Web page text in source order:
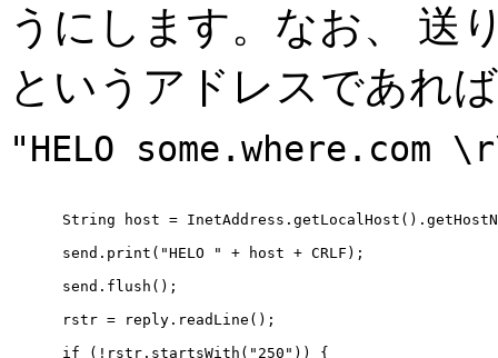
うにします。なお、 送
というアドレスであれ
"HELO some.where.com
String host =
      send.print("HELO " + host + CRLF);
      send.flush();
      rstr = reply.readLine();
      if (!rstr.startsWith("250")) {